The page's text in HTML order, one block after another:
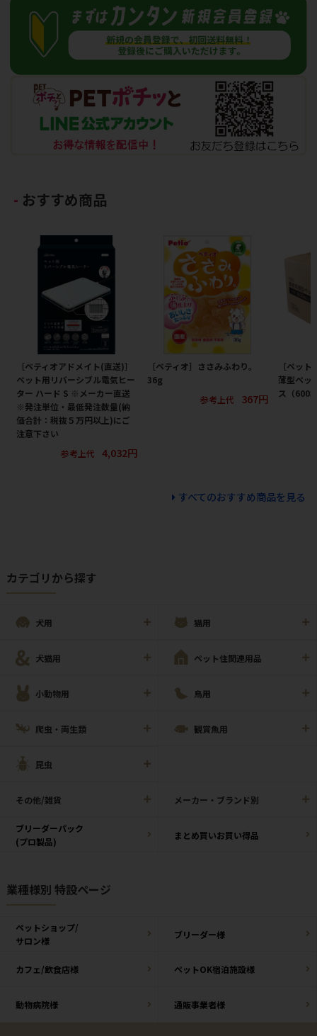
おすすめ商品
［ペティオアドメイト(直送)］
ペット用リバーシブル電気ヒー
ター ハード S ※メーカー直送
※発注単位・最低発注数量(納
価合計：税抜５万円以上)にご
注意下さい
参考上代
4,032円
［ペティオ］ささみふわり。
36g
参考上代
367円
［ペッ
薄型ペッ
ス（600
すべてのおすすめ商品を見る
カテゴリから探す
犬用 猫用
犬猫用 ペット住関連用品
小動物用 鳥用
爬虫・両生類 観賞魚用
昆虫
その他/雑貨 メーカー・ブランド別
ブリーダーパック
(プロ製品)
まとめ買いお買い得品
業種様別 特設ページ
ペットショップ/
サロン様
ブリーダー様
カフェ/飲食店様 ペットOK宿泊施設様
動物病院様 通販事業者様